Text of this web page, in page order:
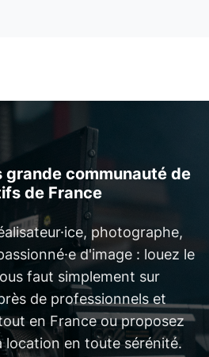
grande communauté de
de France
photographe,
d'image : louez le
faut simplement sur
de professionnels et
en France ou proposez
location en toute sérénité.